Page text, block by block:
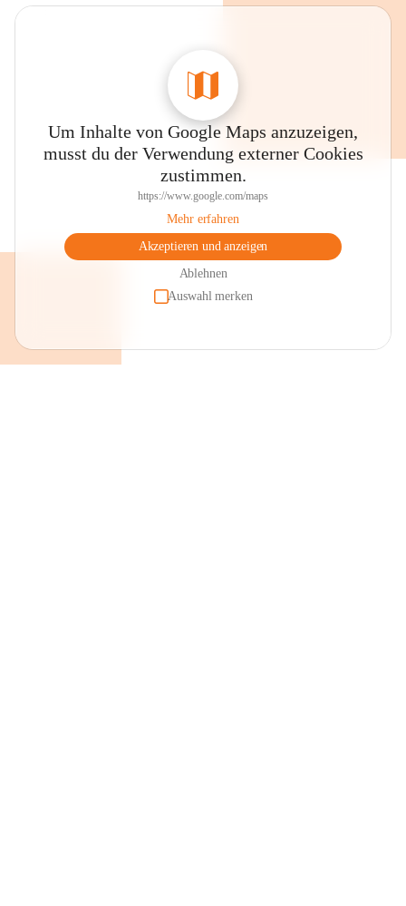
Um Inhalte von Google Maps anzuzeigen,
musst du der Verwendung externer Cookies
zustimmen.
https://www.google.com/maps
Mehr erfahren
Akzeptieren und anzeigen
Ablehnen
Auswahl merken